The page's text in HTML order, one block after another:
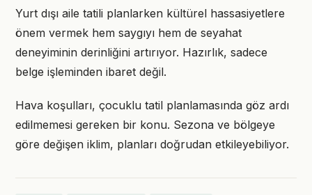
Yurt dışı aile tatili planlarken kültürel hassasiyetlere
önem vermek hem saygıyı hem de seyahat
deneyiminin derinliğini artırıyor. Hazırlık, sadece
belge işleminden ibaret değil.
Hava koşulları, çocuklu tatil planlamasında göz ardı
edilmemesi gereken bir konu. Sezona ve bölgeye
göre değişen iklim, planları doğrudan etkileyebiliyor.